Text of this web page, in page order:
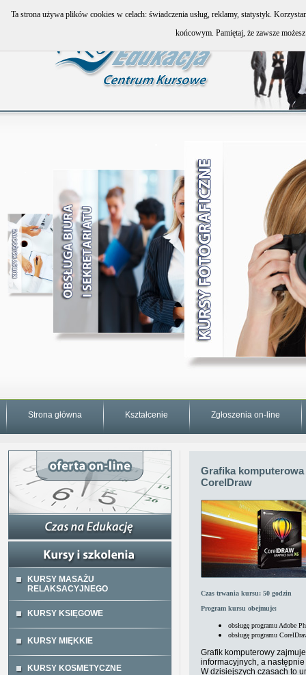
Strona główna Kształcenie Zgłoszenia on-line
KURSY MASAŻU
RELAKSACYJNEGO
KURSY KSIĘGOWE
KURSY MIĘKKIE
KURSY KOSMETYCZNE
Grafika
CorelDraw
Czas trwania kursu: 50 godzin
Program kursu obejmuje:
obsługę programu Adobe
obsługę programu
Grafik komputerowy
informacyjnych, a
W dzisiejszych czasach to
Ta strona używa plików cookies w celach: świadczenia usług, reklamy, statystyk.
końcowym. Pamiętaj, że zawsze